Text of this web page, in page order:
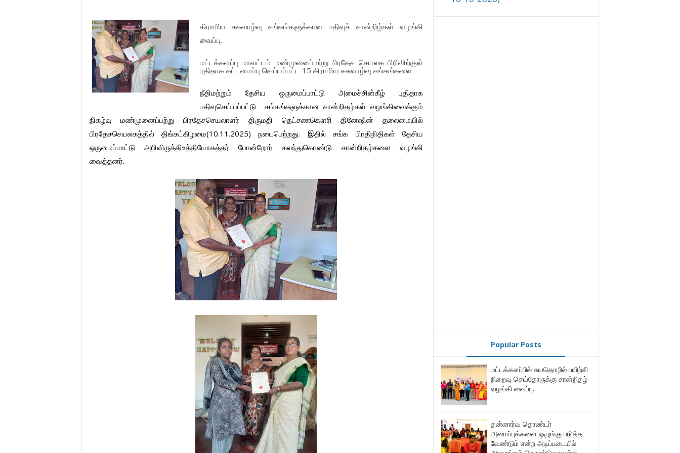
கிராமிய சகவாழ்வு சங்கங்களுக்கான பதிவுச் சான்றிழ்கள்
வழங்கி
வைப்பு.
மட்டக்களப்பு மாவட்டம் மண்முனைப்பற்று பிரதேச செயலக பிரிவிற்குள்
புதிதாக கட்டமைப்பு செய்யப்பட்ட 15 கிராமிய சகவாழ்வு சங்கங்களை
நீதிமற்றும் தேசிய ஒருமைப்பாட்டு அமைச்சின்கீழ்
புதிதாக
பதிவுசெய்யப்பட்டு
சங்கங்களுக்கான சான்றிதழ்கள் வழங்கிவைக்கும்
நிகழ்வு
மண்முனைப்பற்று பிரதேசசெயலாளர் திருமதி தெட்சணகௌரி தினேஷின்
தலைமையில்
பிரதேசசெயலகத்தில்
திங்கட்கிழமை(10.11.2025)நடைபெற்றது. இதில் சங்க பிரதிநிதிகள்
தேசிய
ஒருமைப்பாட்டு
அபிவிருத்திஉத்தியோகத்தர் போன்றோர் கலந்துகொண்டு சான்றிதழ்களை
வழங்கி
வைத்தனர்.
Popular Posts
மட்டக்களப்பில் சுயதொழில் பயிற்சி
நிறைவு செய்தோருக்கு சான்றிதழ்
வழங்கி வைப்பு.
தன்னார்வ தொண்டர்
அமைப்புக்களை ஒழுங்கு படுத்த
வேண்டும் என்ற அடிப்படையில்